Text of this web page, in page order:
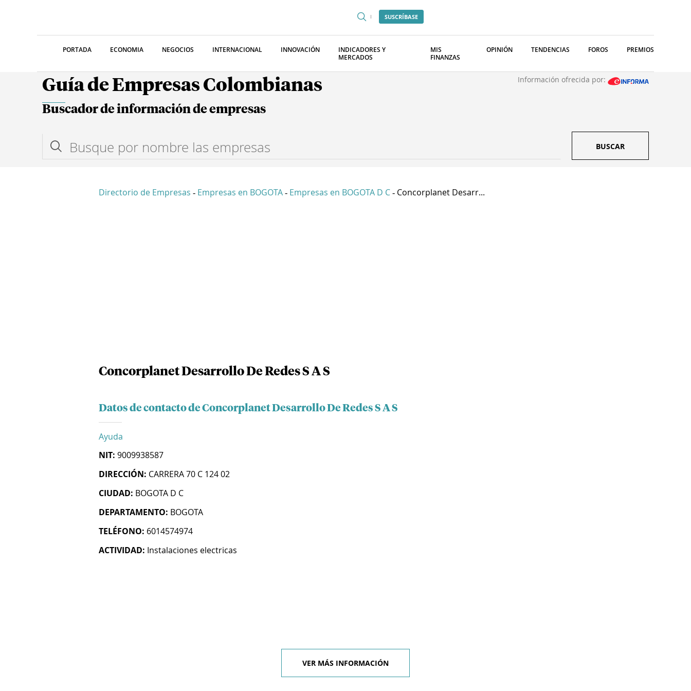
SUSCRÍBASE
PORTADA ECONOMIA NEGOCIOS INTERNACIONAL INNOVACIÓN
INDICADORES Y
MERCADOS
MIS
FINANZAS
OPINIÓN TENDENCIAS FOROS PREMIOS
Guía de Empresas Colombianas Información ofrecida por:
Buscador de información de empresas
BUSCAR
Directorio de Empresas - Empresas en BOGOTA - Empresas en BOGOTA D C - Concorplanet Desarr...
Concorplanet Desarrollo De Redes S A S
Datos de contacto de Concorplanet Desarrollo De Redes S A S
Ayuda
NIT: 9009938587
DIRECCIÓN: CARRERA 70 C 124 02
CIUDAD: BOGOTA D C
DEPARTAMENTO: BOGOTA
TELÉFONO: 6014574974
ACTIVIDAD: Instalaciones electricas
VER MÁS INFORMACIÓN